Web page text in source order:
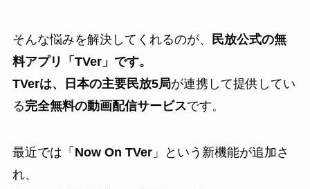
そんな悩みを解決してくれるのが、
民放公式の無
料アプリ「TVer」です。
TVerは、日本の主要民放5局が連携して提供してい
る完全無料の動画配信サービスです。
最近では「 Now On TVer」という新機能が追加さ
れ、